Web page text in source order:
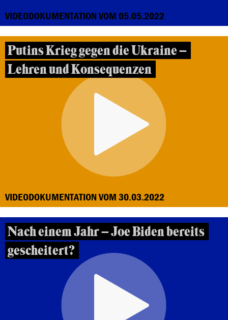
VIDEODOKUMENTATION VOM 05.05.2022
Putins Krieg gegen die Ukraine –
Lehren und Konsequenzen
VIDEODOKUMENTATION VOM 30.03.2022
Nach einem Jahr – Joe Biden bereits
gescheitert?